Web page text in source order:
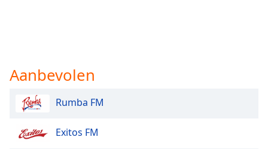
Aanbevolen
Rumba FM
Exitos FM